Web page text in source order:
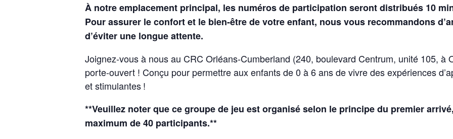
À notre emplacement principal, les numéros de participation seront distribués 10
Pour assurer le confort et le bien-être de votre enfant, nous vous recommandons
d’éviter une longue attente.
Joignez-vous à nous au CRC Orléans-Cumberland (240, boulevard Centrum, unité 105, à
porte-ouvert ! Conçu pour permettre aux enfants de 0 à 6 ans de vivre des expériences
et stimulantes !
**Veuillez noter que ce groupe de jeu est organisé selon le principe du premier
maximum de 40 participants.**